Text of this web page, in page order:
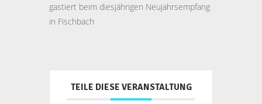
gastiert beim diesjährigen Neujahrsempfang
in Fischbach
TEILE DIESE VERANSTALTUNG